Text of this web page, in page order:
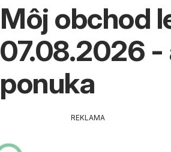
Môj obchod
07.08.2026
ponuka
REKLAMA